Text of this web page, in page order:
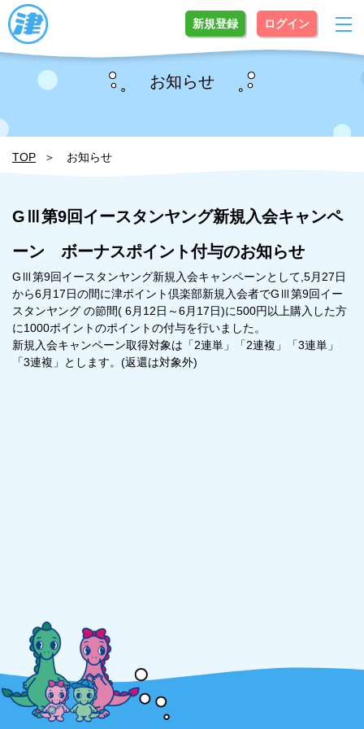
新規登録 ログイン
お知らせ
TOP お知らせ
GⅢ第9回イースタンヤング新規入会キャンペ
ーン ボーナスポイント付与のお知らせ
GⅢ第9回イースタンヤング新規入会キャンペーンとして,5月27日
から6月17日の間に津ポイント倶楽部新規入会者でGⅢ第9回イー
スタンヤング の節間( 6月12日～6月17日)に500円以上購入した方
に1000ポイントのポイントの付与を行いました。
新規入会キャンペーン取得対象は「2連単」「2連複」「3連単」
「3連複」とします。(返還は対象外)